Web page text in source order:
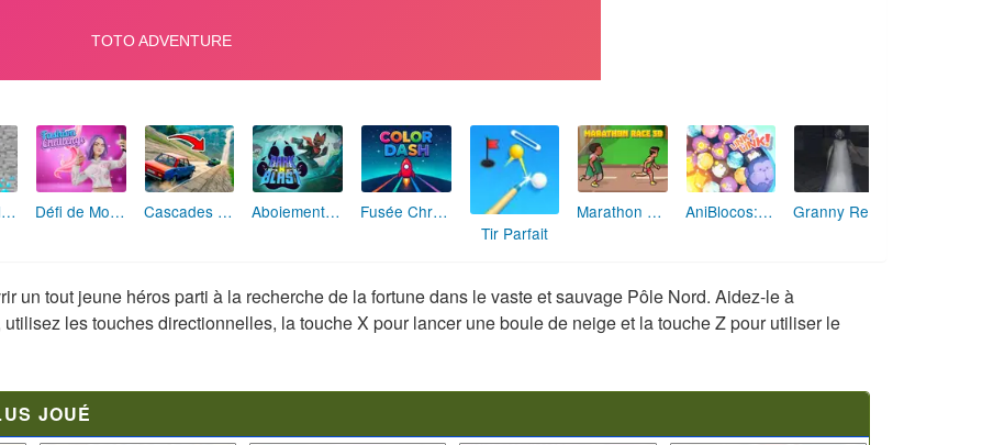
Maître de la Destruction: Fusion de Pioches Défi de Mode: Star du Podium Cascades Folles 3D Aboiement Stellaire : Aventure Canine
Fusée Chromatique: La Course des Couleurs
Tir Parfait
Marathon Champion io AniBlocos: Connecte les Animaux Mignons!
un tout jeune héros parti à la recherche de la fortune dans le vaste et sauvage Pôle Nord. Aidez-le à
les touches directionnelles, la touche X pour lancer une boule de neige et la touche Z pour utiliser le
JOUÉ